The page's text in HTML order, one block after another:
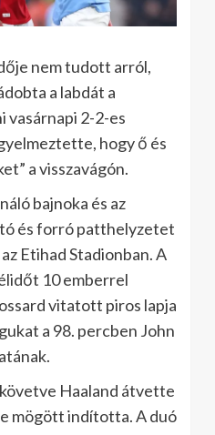
nem tudott arról,
a labdát a
vasárnapi 2-2-es
hogy ő és
a visszavágón.
bajnoka és az
és forró patthelyzetet
Etihad Stadionban. A
10 emberrel
vitatott piros lapja
a 98. percben John
Haaland átvette
mögött indította. A duó